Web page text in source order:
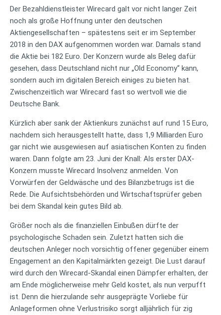
Der Bezahldienstleister Wirecard galt vor nicht langer Zeit
noch als große Hoffnung unter den deutschen
Aktiengesellschaften – spätestens seit er im September
2018 in den DAX aufgenommen worden war. Damals stand
die Aktie bei 182 Euro. Der Konzern wurde als Beleg dafür
gesehen, dass Deutschland nicht nur „Old Economy“ kann,
sondern auch im digitalen Bereich einiges zu bieten hat.
Zwischenzeitlich war Wirecard fast so wertvoll wie die
Deutsche Bank.
Kürzlich aber sank der Aktienkurs zunächst auf rund 15 Euro,
nachdem sich herausgestellt hatte, dass 1,9 Milliarden Euro
gar nicht wie ausgewiesen auf asiatischen Konten zu finden
waren. Dann folgte am 23. Juni der Knall: Als erster DAX-
Konzern musste Wirecard Insolvenz anmelden. Von
Vorwürfen der Geldwäsche und des Bilanzbetrugs ist die
Rede. Die Aufsichtsbehörden und Wirtschaftsprüfer geben
bei dem Skandal kein gutes Bild ab.
Größer noch als die finanziellen Einbußen dürfte der
psychologische Schaden sein. Zuletzt hatten sich die
deutschen Anleger noch vorsichtig offener gegenüber einem
Engagement an den Kapitalmärkten gezeigt. Die Lust darauf
wird durch den Wirecard-Skandal einen Dämpfer erhalten, der
am Ende möglicherweise mehr Geld kostet, als nun verpufft
ist. Denn die hierzulande sehr ausgeprägte Vorliebe für
Anlageformen ohne Verlustrisiko sorgt alljährlich für zig